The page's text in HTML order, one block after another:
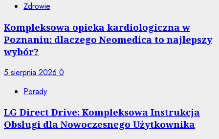
Zdrowie
Kompleksowa opieka kardiologiczna w
Poznaniu: dlaczego Neomedica to najlepszy
wybór?
5 sierpnia 2026 0
Porady
LG Direct Drive: Kompleksowa Instrukcja
Obsługi dla Nowoczesnego Użytkownika